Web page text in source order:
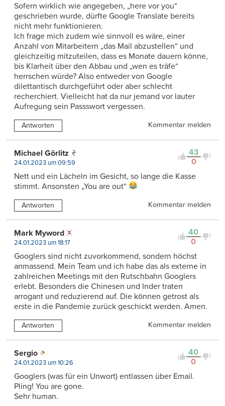
Sofern wirklich wie angegeben, „here vor you“
geschrieben wurde, dürfte Google Translate bereits
nicht mehr funktionieren.
Ich frage mich zudem wie sinnvoll es wäre, einer
Anzahl von Mitarbeitern „das Mail abzustellen“ und
gleichzeitig mitzuteilen, dass es Monate dauern könne,
bis Klarheit über den Abbau und „wen es träfe“
herrschen würde? Also entweder von Google
dilettantisch durchgeführt oder aber schlecht
recherchiert. Vielleicht hat da nur jemand vor lauter
Aufregung sein Passswort vergessen.
Antworten Kommentar melden
43
0
Michael Görlitz
24.01.2023 um 09:59
Nett und ein Lächeln im Gesicht, so lange die Kasse
stimmt. Ansonsten „You are out“
Antworten Kommentar melden
40
0
Mark Myword
24.01.2023 um 18:17
Googlers sind nicht zuvorkommend, sondern höchst
anmassend. Mein Team und ich habe das als externe in
zahlreichen Meetings mit den Rutschbahn Googlers
erlebt. Besonders die Chinesen und Inder traten
arrogant und reduzierend auf. Die können getrost als
erste in die Pandemie zurück geschickt werden. Amen.
Antworten Kommentar melden
40
0
Sergio
24.01.2023 um 10:26
Googlers (was für ein Unwort) entlassen über Email.
Pling! You are gone.
Sehr human.